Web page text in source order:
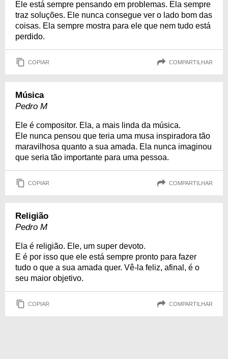
Ele está sempre pensando em problemas. Ela sempre
traz soluções. Ele nunca consegue ver o lado bom das
coisas. Ela sempre mostra para ele que nem tudo está
perdido.
COPIAR COMPARTILHAR
Música
Pedro M
Ele é compositor. Ela, a mais linda da música.
Ele nunca pensou que teria uma musa inspiradora tão
maravilhosa quanto a sua amada. Ela nunca imaginou
que seria tão importante para uma pessoa.
COPIAR COMPARTILHAR
Religião
Pedro M
Ela é religião. Ele, um super devoto.
E é por isso que ele está sempre pronto para fazer
tudo o que a sua amada quer. Vê-la feliz, afinal, é o
seu maior objetivo.
COPIAR COMPARTILHAR